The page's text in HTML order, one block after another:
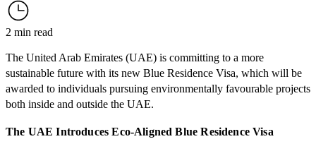
2 min read
The United Arab Emirates (UAE) is committing to a more
sustainable future with its new Blue Residence Visa, which will be
awarded to individuals pursuing environmentally favourable projects
both inside and outside the UAE.
The UAE Introduces Eco-Aligned Blue Residence Visa